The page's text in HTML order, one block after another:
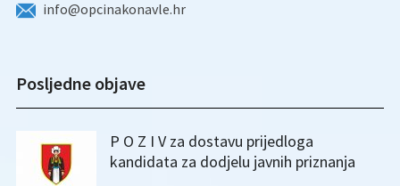
info@opcinakonavle.hr
Posljedne objave
P O Z I V za dostavu prijedloga
kandidata za dodjelu javnih priznanja